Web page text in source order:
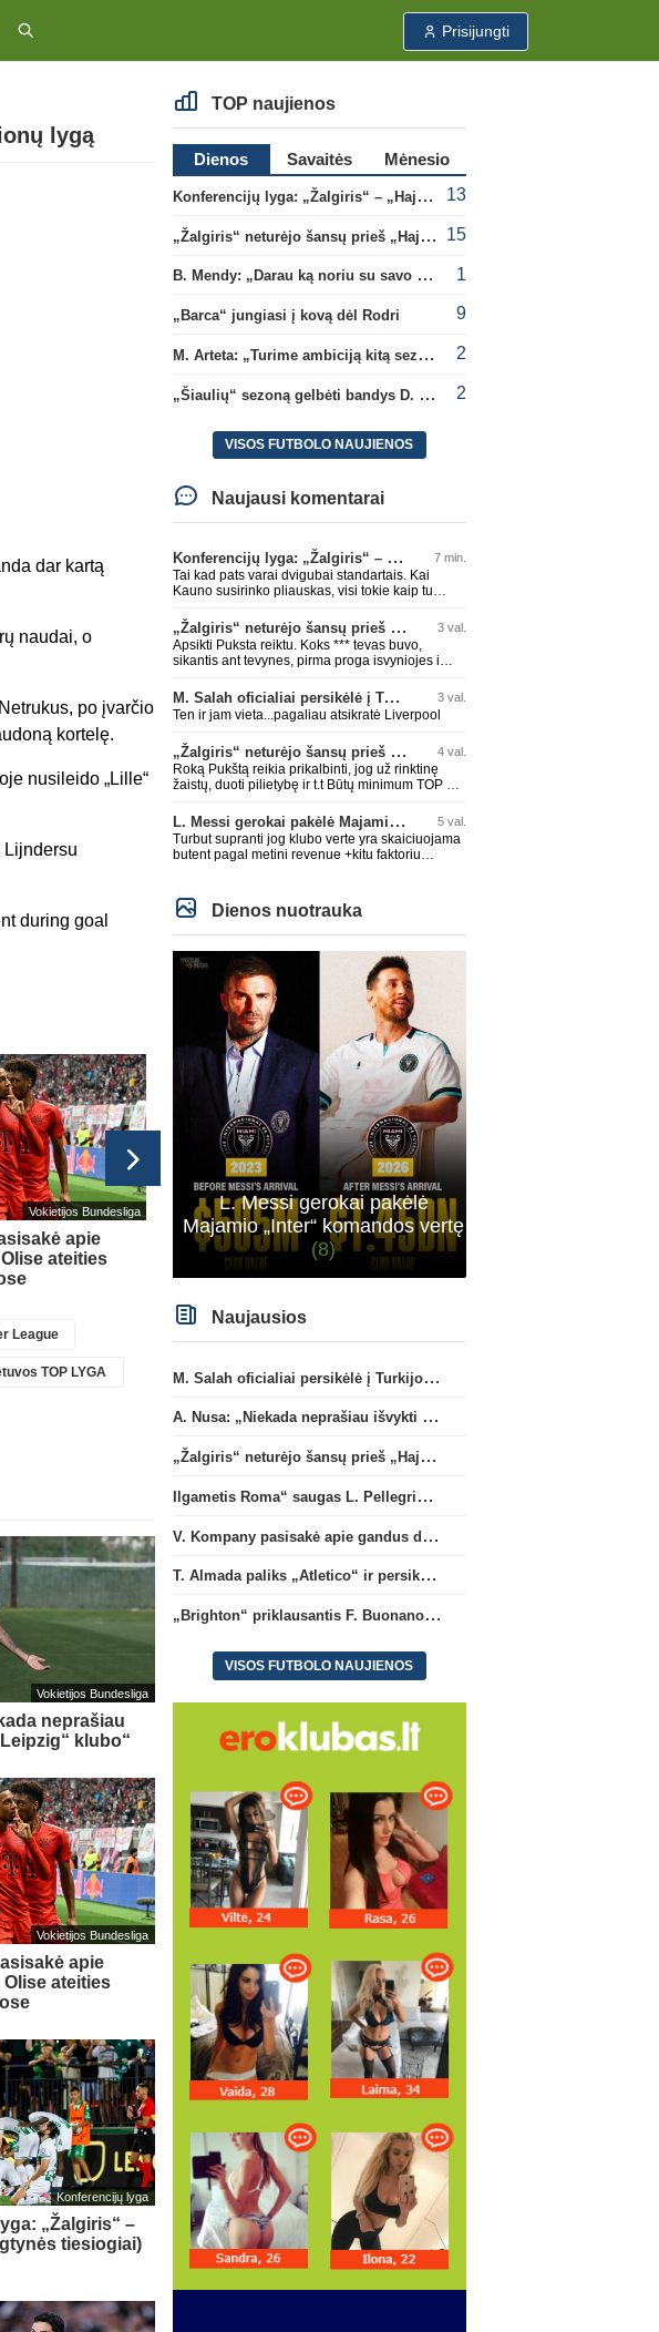
Prisijungti
lygą
dar kartą
naudai, o
po įvarčio
kortelę.
nusileido „Lille“
Lijndersu
during goal
Vokietijos Bundesliga
apie
ateities
Pasaulio futbolo čempionatas 2026
T. Almada paliks „Atletico“ ir
persikels į legendinę
Argentinos ekipą
„Brighton“ priklausantis
Ispanijoje
League
TOP LYGA
Vokietijos Bundesliga
neprašiau
klubo“
Vokietijos Bundesliga
apie
ateities
Konferencijų lyga
„Žalgiris“ –
tiesiogiai)
TOP naujienos
Dienos Savaitės
Mėnesio
Konferencijų lyga: „Žalgiris“ – „Hajduk“ (rungtynės tiesiogiai)
13
„Žalgiris“ neturėjo šansų prieš „Hajduk“ 15
B. Mendy: „Darau ką noriu su savo pasaulio čempionato titulu“ 1
„Barca“ jungiasi į kovą dėl Rodri 9
M. Arteta: „Turime ambiciją kitą sezoną kovoti dėl visų titulų“ 2
„Šiaulių“ sezoną gelbėti bandys D. Lastauskas 2
VISOS FUTBOLO NAUJIENOS
Naujausi komentarai
Konferencijų lyga: „Žalgiris“ – „Hajduk“ (rungtynės tiesiogiai) 7 min.
Tai kad pats varai dvigubai standartais. Kai
Kauno susirinko pliauskas, visi tokie kaip tu
biudežetus net nekalbėjot. Dabar kai Spartakas
gavo per rudają, tai jau pz BIUDŽETAS daug
didesnis. Tfu ant tokių.
„Žalgiris“ neturėjo šansų prieš „Hajduk“ 3 val.
Apsikti Puksta reiktu. Koks *** tevas buvo,
sikantis ant tevynes, pirma proga isvyniojes i
lietuviskai...ir dar pasimaives pries ziurovus po
golo...aciu, ne...nebent vertybiu neturintis
laurynas ikalbins
M. Salah oficialiai persikėlė į Turkijos ekipą „Trabzonspor“ 3 val.
Ten ir jam vieta...pagaliau atsikratė Liverpool
„Žalgiris“ neturėjo šansų prieš „Hajduk“ 4 val.
Roką Pukštą reikia prikalbinti, jog už rinktinę
žaistų, duoti pilietybę ir t.t Būtų minimum TOP 2
taio judės, bus per vėlu po to, nes JAV ji
pasikvies žaisti.
L. Messi gerokai pakėlė Majamio „Inter“ komandos vertę 5 val.
Turbut supranti jog klubo verte yra skaiciuojama
butent pagal metini revenue +kitu faktoriu
eile kitu dalyku. O tavo pamineta Barca kuo
puikiausiai sugeneravo rekordini 1.1B revenue,
kas stipriai prisidejo prie milzinisko klubo vertes
suoli siemet. Be to, tie 200 pamineti cia yra
visiskai on-point, jeigu jau musu mylimas D.
prasneko apie klubo vertes kelima, arba CR
atveju - numusima.
Dienos nuotrauka
L. Messi gerokai pakėlė
Majamio „Inter“ komandos vertę
(8)
Naujausios
M. Salah oficialiai persikėlė į Turkijos ekipą „Trabzonspor“
A. Nusa: „Niekada neprašiau išvykti iš „RB Leipzig“ klubo“
„Žalgiris“ neturėjo šansų prieš „Hajduk“
Ilgametis Roma“ saugas L. Pellegrini dar metams liks šiame klube
V. Kompany pasisakė apie gandus dėl M. Olise ateities „Bayern“ gretose
T. Almada paliks „Atletico“ ir persikels į legendinę Argentinos ekipą
„Brighton“ priklausantis F. Buonanotte karjerą pratęs Ispanijoje
VISOS FUTBOLO NAUJIENOS